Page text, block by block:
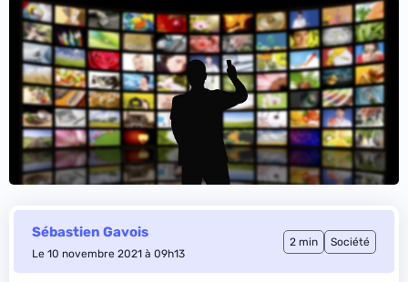
Sébastien Gavois
Le 10 novembre 2021 à 09h13
2 min Société